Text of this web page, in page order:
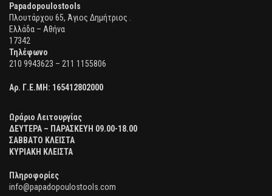
Papadopoulostools
Πλουτάρχου 65, Άγιος Δημήτριος .
Ελλάδα – Αθήνα
17342
Τηλέφωνο
210 9943623 – 211 1155806
Αρ. Γ.Ε.ΜΗ: 165412802000
Ωράριο Λειτουργίας
ΔΕΥΤΕΡΑ – ΠΑΡΑΣΚΕΥΗ 09.00-18.00
ΣΑΒΒΑΤΟ ΚΛΕΙΣΤΑ
ΚΥΡΙΑΚΗ ΚΛΕΙΣΤΑ
Πληροφορίες
info@papadopoulostools.com